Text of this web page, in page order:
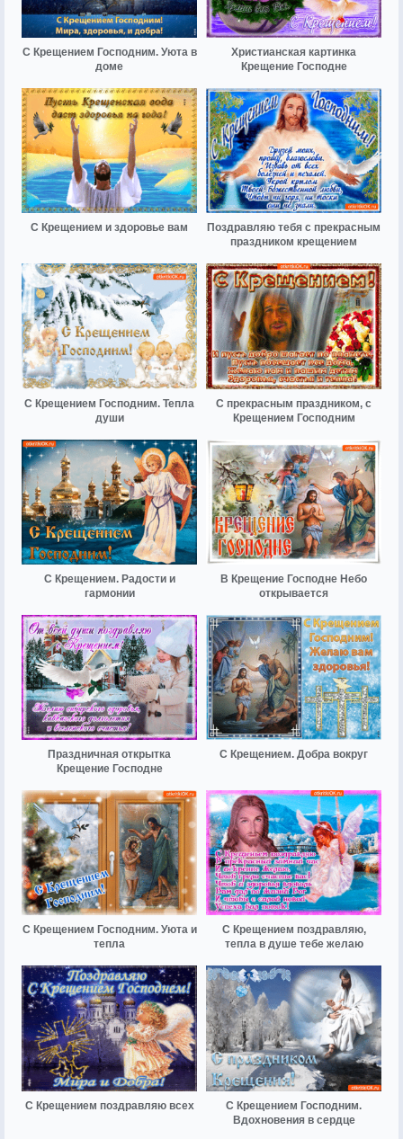
С Крещением Господним. Уюта в
доме
Христианская картинка
Крещение Господне
С Крещением и здоровье вам
Поздравляю тебя с прекрасным
праздником крещением
С Крещением Господним. Тепла
души
С прекрасным праздником, с
Крещением Господним
С Крещением. Радости и
гармонии
В Крещение Господне Небо
открывается
Праздничная открытка
Крещение Господне
С Крещением. Добра вокруг
С Крещением Господним. Уюта и
тепла
С Крещением поздравляю,
тепла в душе тебе желаю
С Крещением поздравляю всех
С Крещением Господним.
Вдохновения в сердце